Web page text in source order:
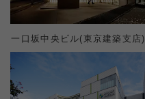
一口坂中央ビル(東京建築支店)